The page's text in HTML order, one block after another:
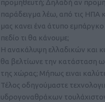
προμηθευτή; Δηλαδή αν
παράδειγμα λέω, από τις ΗΠΑ
μας κανει ένα άτυπο εμπάργκο
πεδίο τι θα κάνουμε;
Η ανακάλυψη ελλαδικών και
θα βελτίωνε την κατάσταση
της χώρας; Μήπως ειναι
Τέλος οδηγούμαστε
υδρογοναθράκων